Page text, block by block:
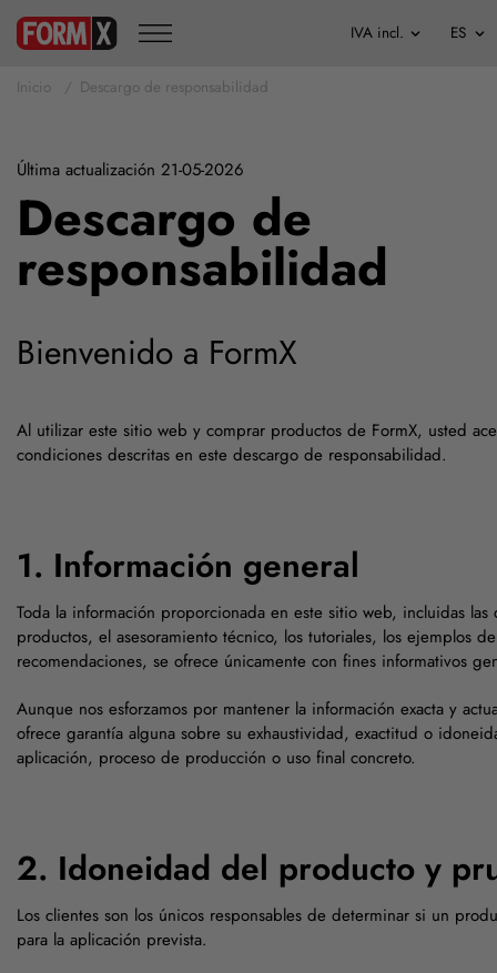
Inicio Descargo de responsabilidad
Última actualización 21-05-2026
Descargo de
responsabilidad
Bienvenido a FormX
Al utilizar este sitio web y comprar productos de FormX, usted
condiciones descritas en este descargo de responsabilidad.
1. Información general
Toda la información proporcionada en este sitio web, incluidas
productos, el asesoramiento técnico, los tutoriales, los ejemplos
recomendaciones, se ofrece únicamente con fines informativos
Aunque nos esforzamos por mantener la información exacta y
ofrece garantía alguna sobre su exhaustividad, exactitud o
aplicación, proceso de producción o uso final concreto.
2. Idoneidad del producto y
Los clientes son los únicos responsables de determinar si un
para la aplicación prevista.